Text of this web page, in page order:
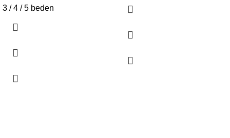
3 / 4 / 5 beden